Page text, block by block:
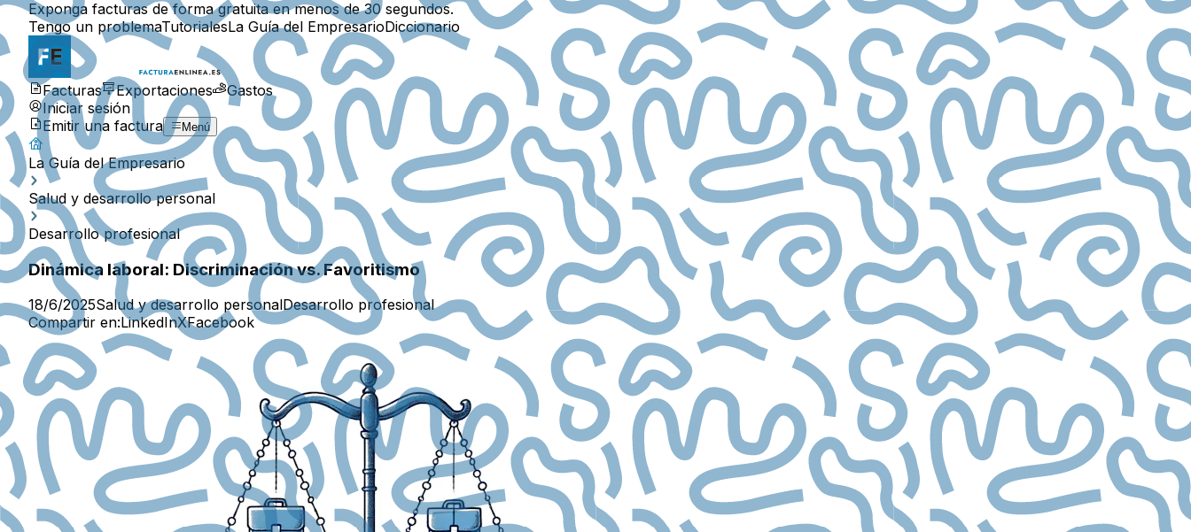
Exponga facturas de forma gratuita en menos de 30 segundos.
Tengo un problemaTutorialesLa Guía del EmpresarioDiccionario
Facturas Exportaciones
Gastos
Iniciar sesión
Emitir una factura
Menú
La Guía del Empresario
Salud y desarrollo personal
Desarrollo profesional
Dinámica laboral: Discriminación vs. Favoritismo
18/6/2025Salud y desarrollo personalDesarrollo profesional
Compartir en:LinkedInXFacebook